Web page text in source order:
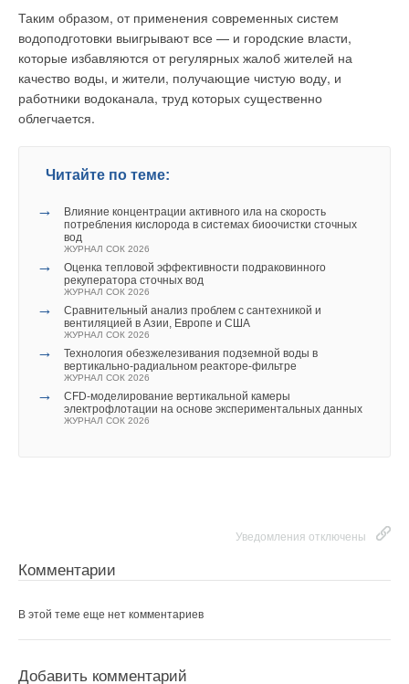
Таким образом, от применения современных систем
водоподготовки выигрывают все — и городские власти,
которые избавляются от регулярных жалоб жителей на
качество воды, и жители, получающие чистую воду, и
работники водоканала, труд которых существенно
облегчается.
Читайте по теме:
→
Влияние концентрации активного ила на скорость
потребления кислорода в системах биоочистки сточных
вод
ЖУРНАЛ СОК 2026
→
Оценка тепловой эффективности подраковинного
рекуператора сточных вод
ЖУРНАЛ СОК 2026
→
Сравнительный анализ проблем с сантехникой и
вентиляцией в Азии, Европе и США
ЖУРНАЛ СОК 2026
→
Технология обезжелезивания подземной воды в
вертикально-радиальном реакторе-фильтре
ЖУРНАЛ СОК 2026
→
CFD-моделирование вертикальной камеры
электрофлотации на основе экспериментальных данных
ЖУРНАЛ СОК 2026
Уведомления отключены
Комментарии
В этой теме еще нет комментариев
Добавить комментарий
учитывают различия
применяемых радиаторов.
Данные коэффициенты
носят название
радиаторных
коэффициентов, и
испытаний для каждого
Институт теплофизики СО
РАН создал стенд [5],
моделирующий работу
отопительных приборов
различных типов. На этом
стенде определяются
радиаторные
коэффициенты, и
исследуются влияющие на
них различные физические
и режимные параметры.
процесс, требующий
оборудования и
радиаторный коэффициент
различные приборы — от
привычных чугунных до
современных
биметаллических. Это
приводит к необходимости
наталкивают на поиск новых
вариантов решения
вышеперечисленные
систем отопления.
В качестве комплексного
решения выступает единая
информационно-
измерительная системы,
отопление для каждого